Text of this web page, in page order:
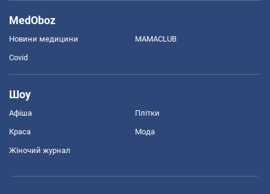
MedOboz
Новини медицини MAMACLUB
Covid
Шоу
Афіша Плітки
Краса Мода
Жіночий журнал